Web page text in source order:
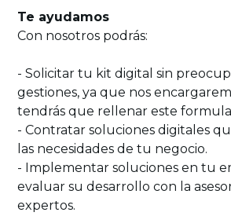
Te ayudamos
Con nosotros podrás:
- Solicitar tu kit digital sin
gestiones, ya que nos
tendrás que rellenar este
- Contratar soluciones digitales
las necesidades de tu negocio.
- Implementar soluciones en tu
evaluar su desarrollo con la
expertos.